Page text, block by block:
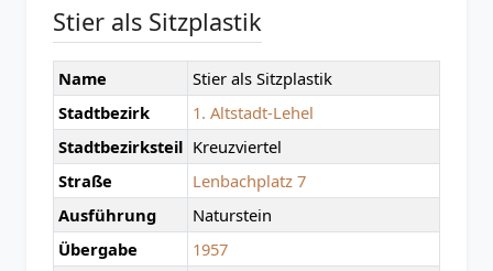
Stier als Sitzplastik
Name
Stier als Sitzplastik
Stadtbezirk
1. Altstadt-Lehel
Stadtbezirksteil Kreuzviertel
Straße
Lenbachplatz 7
Ausführung
Naturstein
Übergabe
1957